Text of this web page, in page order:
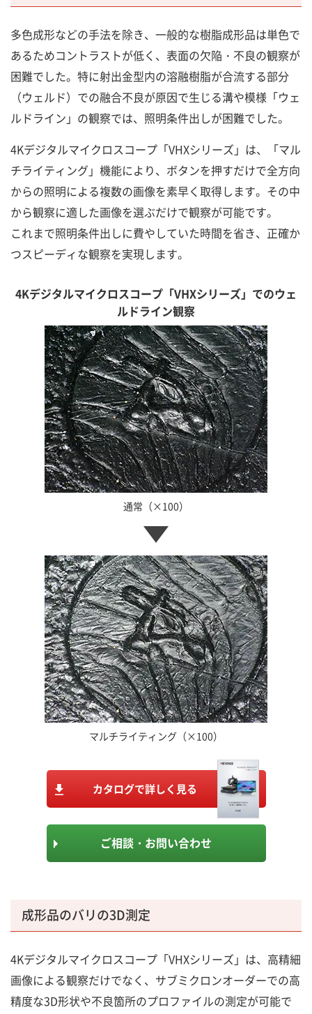
多色成形などの手法を除き、一般的な樹脂成形品は単色で
あるためコントラストが低く、表面の欠陥・不良の観察が
困難でした。特に射出金型内の溶融樹脂が合流する部分
（ウェルド）での融合不良が原因で生じる溝や模様「ウェ
ルドライン」の観察では、照明条件出しが困難でした。
4Kデジタルマイクロスコープ「VHXシリーズ」は、「マル
チライティング」機能により、ボタンを押すだけで全方向
からの照明による複数の画像を素早く取得します。その中
から観察に適した画像を選ぶだけで観察が可能です。
これまで照明条件出しに費やしていた時間を省き、正確か
つスピーディな観察を実現します。
4Kデジタルマイクロスコープ「VHXシリーズ」でのウェ
ルドライン観察
通常（×100）
マルチライティング（×100）
カタログで詳しく見る
ご相談・お問い合わせ
成形品のバリの3D測定
4Kデジタルマイクロスコープ「VHXシリーズ」は、高精細
画像による観察だけでなく、サブミクロンオーダーでの高
精度な3D形状や不良箇所のプロファイルの測定が可能で